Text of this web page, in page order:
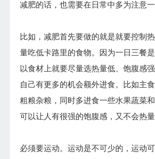
减肥的话，也需要在日常中多为注意一
比如，减肥首先要做的就是就要控制
量吃低卡路里的食物。因为一日三餐
以食材上就要尽量选热量低、饱腹感
自己有更多的机会额外进食。比如主
粗粮杂粮，同时多进食一些水果蔬菜
可以让人有很强的饱腹感，又不会热量
必须要运动。运动是不可少的，运动